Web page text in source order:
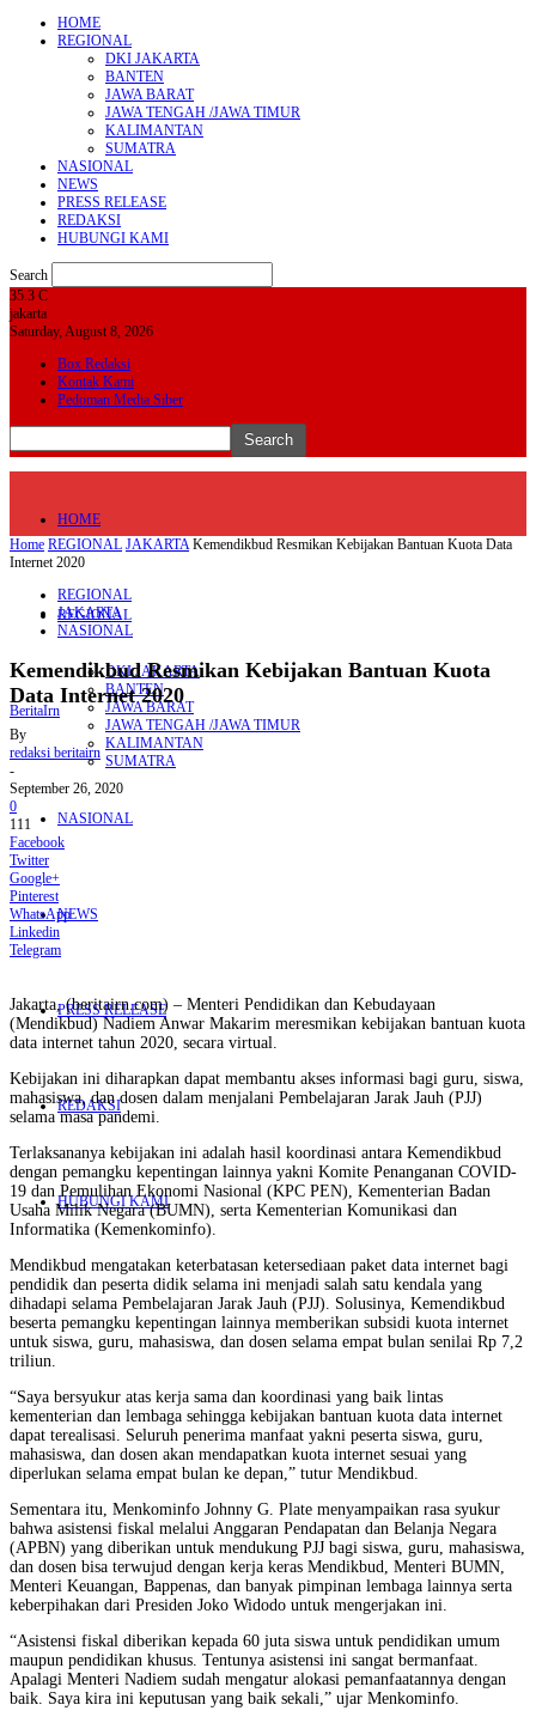
HOME
REGIONAL
DKI JAKARTA
BANTEN
JAWA BARAT
JAWA TENGAH /JAWA TIMUR
KALIMANTAN
SUMATRA
NASIONAL
NEWS
PRESS RELEASE
REDAKSI
HUBUNGI KAMI
Search
35.3 C
jakarta
Saturday, August 8, 2026
Box Redaksi
Kontak Kami
Pedoman Media Siber
BeritaIrn
HOME
REGIONAL
DKI JAKARTA
BANTEN
JAWA BARAT
JAWA TENGAH /JAWA TIMUR
KALIMANTAN
SUMATRA
NASIONAL
NEWS
PRESS RELEASE
REDAKSI
HUBUNGI KAMI
Home REGIONAL JAKARTA Kemendikbud Resmikan Kebijakan Bantuan Kuota Data
Internet 2020
REGIONAL
JAKARTA
NASIONAL
Kemendikbud Resmikan Kebijakan Bantuan Kuota
Data Internet 2020
By
redaksi beritairn
-
September 26, 2020
0
111
Facebook
Twitter
Google+
Pinterest
WhatsApp
Linkedin
Telegram
Jakarta, (beritairn.com) – Menteri Pendidikan dan Kebudayaan
(Mendikbud) Nadiem Anwar Makarim meresmikan kebijakan bantuan kuota
data internet tahun 2020, secara virtual.
Kebijakan ini diharapkan dapat membantu akses informasi bagi guru, siswa,
mahasiswa, dan dosen dalam menjalani Pembelajaran Jarak Jauh (PJJ)
selama masa pandemi.
Terlaksananya kebijakan ini adalah hasil koordinasi antara Kemendikbud
dengan pemangku kepentingan lainnya yakni Komite Penanganan COVID-
19 dan Pemulihan Ekonomi Nasional (KPC PEN), Kementerian Badan
Usaha Milik Negara (BUMN), serta Kementerian Komunikasi dan
Informatika (Kemenkominfo).
Mendikbud mengatakan keterbatasan ketersediaan paket data internet bagi
pendidik dan peserta didik selama ini menjadi salah satu kendala yang
dihadapi selama Pembelajaran Jarak Jauh (PJJ). Solusinya, Kemendikbud
beserta pemangku kepentingan lainnya memberikan subsidi kuota internet
untuk siswa, guru, mahasiswa, dan dosen selama empat bulan senilai Rp 7,2
triliun.
“Saya bersyukur atas kerja sama dan koordinasi yang baik lintas
kementerian dan lembaga sehingga kebijakan bantuan kuota data internet
dapat terealisasi. Seluruh penerima manfaat yakni peserta siswa, guru,
mahasiswa, dan dosen akan mendapatkan kuota internet sesuai yang
diperlukan selama empat bulan ke depan,” tutur Mendikbud.
Sementara itu, Menkominfo Johnny G. Plate menyampaikan rasa syukur
bahwa asistensi fiskal melalui Anggaran Pendapatan dan Belanja Negara
(APBN) yang diberikan untuk mendukung PJJ bagi siswa, guru, mahasiswa,
dan dosen bisa terwujud dengan kerja keras Mendikbud, Menteri BUMN,
Menteri Keuangan, Bappenas, dan banyak pimpinan lembaga lainnya serta
keberpihakan dari Presiden Joko Widodo untuk mengerjakan ini.
“Asistensi fiskal diberikan kepada 60 juta siswa untuk pendidikan umum
maupun pendidikan khusus. Tentunya asistensi ini sangat bermanfaat.
Apalagi Menteri Nadiem sudah mengatur alokasi pemanfaatannya dengan
baik. Saya kira ini keputusan yang baik sekali,” ujar Menkominfo.